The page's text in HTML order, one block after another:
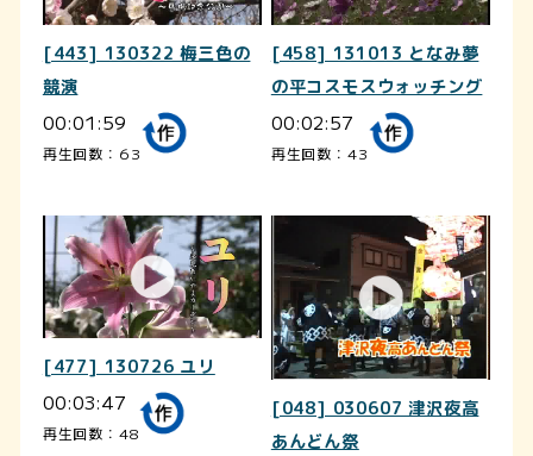
[443] 130322 梅三色の
競演
00:01:59
再生回数：63
[458] 131013 となみ夢
の平コスモスウォッチング
00:02:57
再生回数：43
[477] 130726 ユリ
00:03:47
再生回数：48
[048] 030607 津沢夜高
あんどん祭